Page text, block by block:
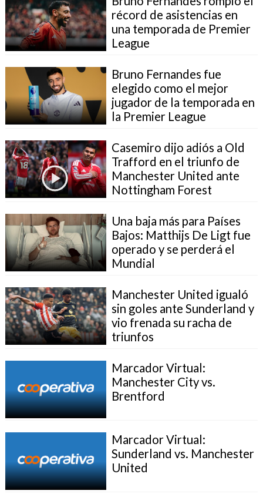
récord de asistencias en
una temporada de Premier
League
Bruno Fernandes fue
elegido como el mejor
jugador de la temporada en
la Premier League
Casemiro dijo adiós a Old
Trafford en el triunfo de
Manchester United ante
Nottingham Forest
Una baja más para Países
Bajos: Matthijs De Ligt fue
operado y se perderá el
Mundial
Manchester United igualó
sin goles ante Sunderland y
vio frenada su racha de
triunfos
Marcador Virtual:
Manchester City vs.
Brentford
Marcador Virtual:
Sunderland vs. Manchester
United